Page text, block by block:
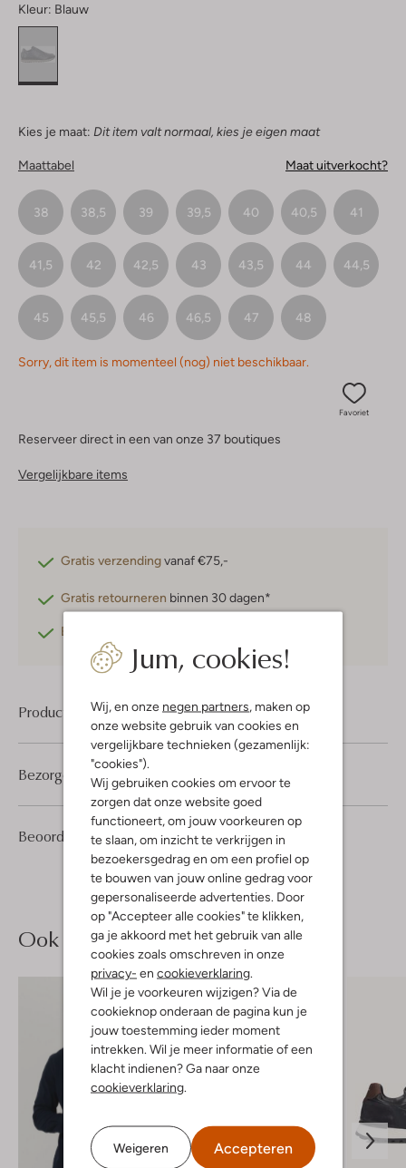
Jum, cookies!
Wij, en onze negen partners, maken op
onze website gebruik van cookies en
vergelijkbare technieken (gezamenlijk:
"cookies").
Wij gebruiken cookies om ervoor te
zorgen dat onze website goed
functioneert, om jouw voorkeuren op
te slaan, om inzicht te verkrijgen in
bezoekersgedrag en om een profiel op
te bouwen van jouw online gedrag voor
gepersonaliseerde advertenties. Door
op "Accepteer alle cookies" te klikken,
ga je akkoord met het gebruik van alle
cookies zoals omschreven in onze
privacy- en cookieverklaring.
Wil je je voorkeuren wijzigen? Via de
cookieknop onderaan de pagina kun je
jouw toestemming ieder moment
intrekken. Wil je meer informatie of een
klacht indienen? Ga naar onze
cookieverklaring.
Weigeren Accepteren
Kleur: Blauw
Kies je maat: Dit item valt normaal, kies je eigen maat
Maattabel Maat uitverkocht?
38 38,5 39 39,5 40 40,5 41
41,5 42 42,5 43 43,5 44 44,5
45 45,5 46 46,5 47 48
Sorry, dit item is momenteel (nog) niet beschikbaar.
Favoriet
Reserveer direct in een van onze 37 boutiques
Vergelijkbare items
Gratis verzendingvanaf €75,-
Gratis retourneren binnen 30 dagen*
Betaal achteraf
Product informatie
Beoordelingen (1) 5/5
1
5
Sterren
Bezorgen & retourneren
Ook iets voor jou?